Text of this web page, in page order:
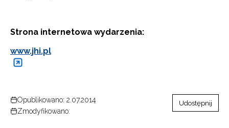
Strona internetowa wydarzenia:
www.jhi.pl
Opublikowano: 2.07.2014
Zmodyfikowano:
Udostępnij